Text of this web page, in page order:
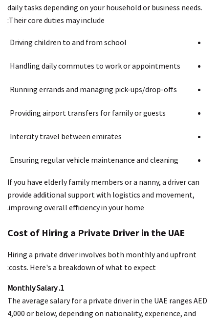
daily tasks depending on your household or business needs.
Their core duties may include:
Driving children to and from school
Handling daily commutes to work or appointments
Running errands and managing pick-ups/drop-offs
Providing airport transfers for family or guests
Intercity travel between emirates
Ensuring regular vehicle maintenance and cleaning
If you have elderly family members or a nanny, a driver can
provide additional support with logistics and movement,
improving overall efficiency in your home.
Cost of Hiring a Private Driver in the UAE
Hiring a private driver involves both monthly and upfront
costs. Here's a breakdown of what to expect:
1. Monthly Salary
The average salary for a private driver in the UAE ranges AED
4,000 or below, depending on nationality, experience, and